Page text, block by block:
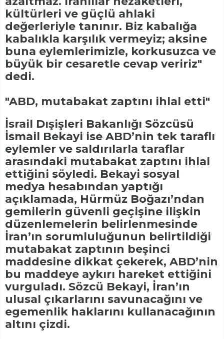
kültürleri ve güçlü ahlaki
değerleriyle tanınır. Biz kabalığa
kabalıkla karşılık vermeyiz; aksine
buna eylemlerimizle, korkusuzca ve
büyük bir cesaretle cevap veririz"
dedi.
"ABD, mutabakat zaptını ihlal etti"
İsrail Dışişleri Bakanlığı Sözcüsü
İsmail Bekayi ise ABD’nin tek taraflı
eylemler ve saldırılarla taraflar
arasındaki mutabakat zaptını ihlal
ettiğini söyledi. Bekayi sosyal
medya hesabından yaptığı
açıklamada, Hürmüz Boğazı’ndan
gemilerin güvenli geçişine ilişkin
düzenlemelerin belirlenmesinde
İran’ın sorumluluğunun belirtildiği
mutabakat zaptının beşinci
maddesine dikkat çekerek, ABD’nin
bu maddeye aykırı hareket ettiğini
vurguladı. Sözcü Bekayi, İran’ın
ulusal çıkarlarını savunacağını ve
egemenlik haklarını kullanacağının
altını çizdi.